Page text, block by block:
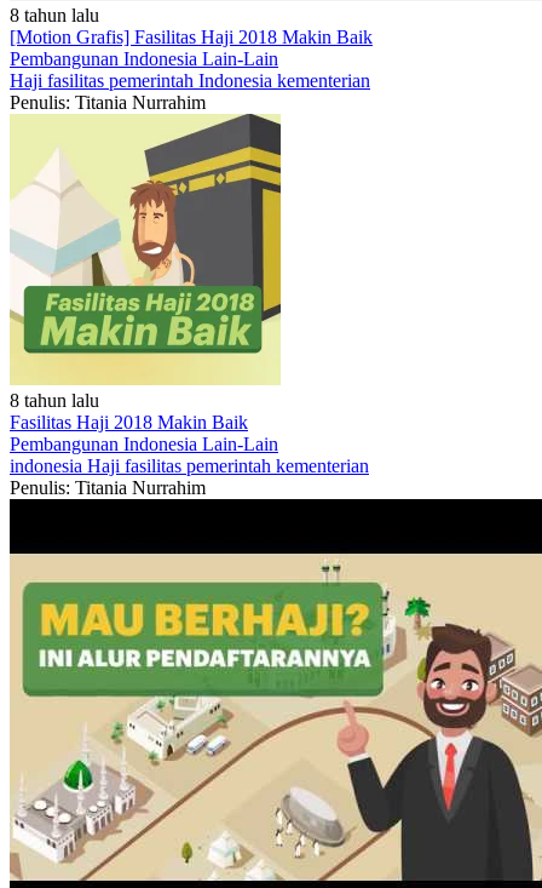
8 tahun lalu
[Motion Grafis] Fasilitas Haji 2018 Makin Baik
Pembangunan Indonesia Lain-Lain
Haji fasilitas pemerintah Indonesia kementerian
Penulis: Titania Nurrahim
8 tahun lalu
Fasilitas Haji 2018 Makin Baik
Pembangunan Indonesia Lain-Lain
indonesia Haji fasilitas pemerintah kementerian
Penulis: Titania Nurrahim